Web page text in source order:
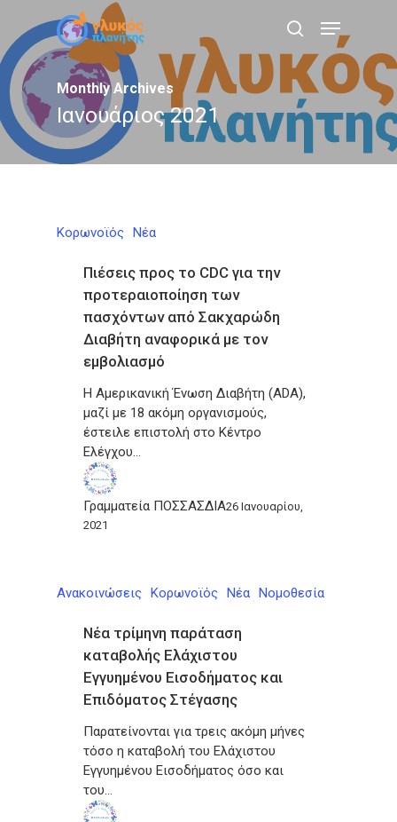
main
content
search
Menu
Monthly Archives
Ιανουάριος 2021
Κορωνοϊός Νέα
Πιέσεις προς το CDC για την
προτεραιοποίηση των
πασχόντων από Σακχαρώδη
Διαβήτη αναφορικά με τον
εμβολιασμό
Η Αμερικανική Ένωση Διαβήτη (ADA),
μαζί με 18 ακόμη οργανισμούς,
έστειλε επιστολή στο Κέντρο
Ελέγχου…
Γραμματεία ΠΟΣΣΑΣΔΙΑ26 Ιανουαρίου,
2021
Ανακοινώσεις Κορωνοϊός Νέα Νομοθεσία
Νέα τρίμηνη παράταση
καταβολής Ελάχιστου
Εγγυημένου Εισοδήματος και
Επιδόματος Στέγασης
Παρατείνονται για τρεις ακόμη μήνες
τόσο η καταβολή του Ελάχιστου
Εγγυημένου Εισοδήματος όσο και
του…